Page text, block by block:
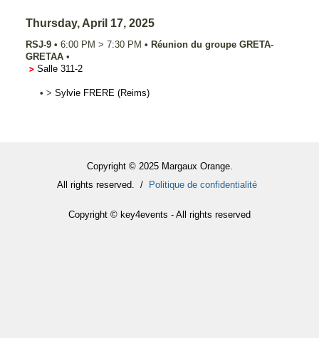
Thursday, April 17, 2025
RSJ-9 • 6:00 PM > 7:30 PM • Réunion du groupe GRETA-
GRETAA •
Salle 311-2
• > Sylvie FRERE (Reims)
Copyright © 2025 Margaux Orange.
All rights reserved. /
Politique de confidentialité
Copyright © key4events - All rights reserved